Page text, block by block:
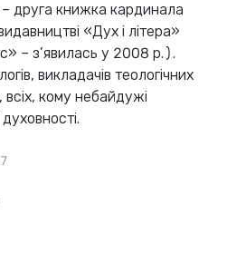
друга книжка кардинала
«Дух і літера»
– з’явилась у 2008 р.).
викладачів теологічних
всіх, кому небайдужі